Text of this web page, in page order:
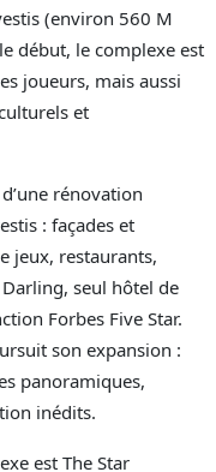
(environ 560 M
début, le complexe est
joueurs, mais aussi
et
rénovation
: façades et
jeux, restaurants,
seul hôtel de
Forbes Five Star.
son expansion :
panoramiques,
inédits.
est The Star